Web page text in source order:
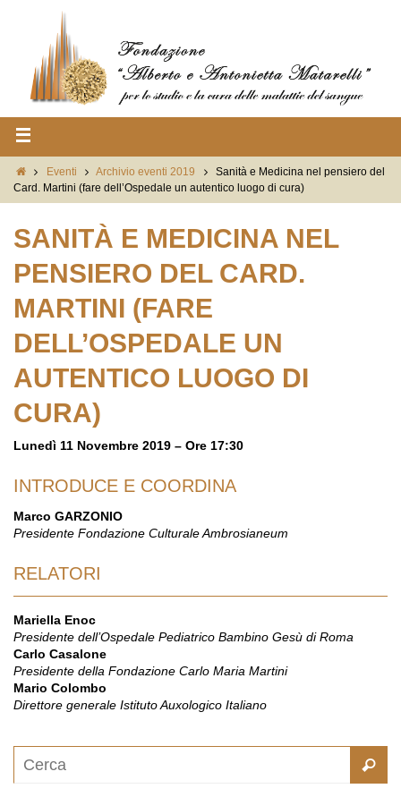
Eventi Archivio eventi 2019
Sanità e Medicina nel pensiero del
Card. Martini (fare dell’Ospedale un autentico luogo di cura)
SANITÀ E MEDICINA NEL
PENSIERO DEL CARD.
MARTINI (FARE
DELL’OSPEDALE UN
AUTENTICO LUOGO DI
CURA)
Lunedì 11 Novembre 2019 – Ore 17:30
INTRODUCE E COORDINA
Marco GARZONIO
Presidente Fondazione Culturale Ambrosianeum
RELATORI
Mariella Enoc
Presidente dell’Ospedale Pediatrico Bambino Gesù di Roma
Carlo Casalone
Presidente della Fondazione Carlo Maria Martini
Mario Colombo
Direttore generale Istituto Auxologico Italiano